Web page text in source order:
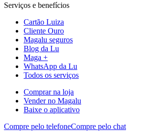
Serviços e benefícios
Cartão Luiza
Cliente Ouro
Magalu seguros
Blog da Lu
Maga +
WhatsApp da Lu
Todos os serviços
Comprar na loja
Vender no Magalu
Baixe o aplicativo
Compre pelo telefoneCompre pelo chat